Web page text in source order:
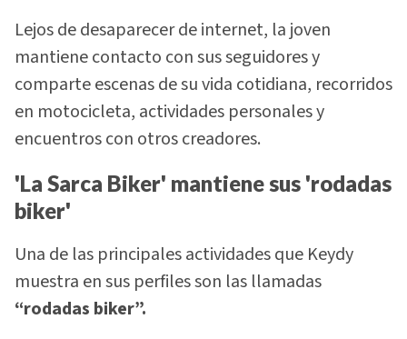
Lejos de desaparecer de internet, la joven
mantiene contacto con sus seguidores y
comparte escenas de su vida cotidiana, recorridos
en motocicleta, actividades personales y
encuentros con otros creadores.
'La Sarca Biker' mantiene sus 'rodadas
biker'
Una de las principales actividades que Keydy
muestra en sus perfiles son las llamadas
“rodadas biker”.